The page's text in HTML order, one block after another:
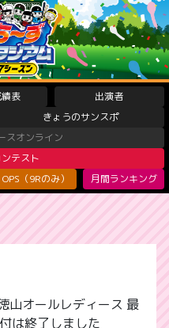
表
出演者
きょうのサンスポ
スオンライン
テスト
OPS（9Rのみ） 月間ランキング
山オールレディース 最
は終了しました